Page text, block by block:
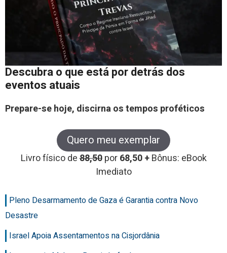
Descubra o que está por detrás dos
eventos atuais
Prepare-se hoje, discirna os tempos proféticos
Quero meu exemplar
Livro físico de88,50 por68,50 +Bônus: eBook
Imediato
Pleno Desarmamento de Gaza é Garantia contra Novo
Desastre
Israel Apoia Assentamentos na Cisjordânia